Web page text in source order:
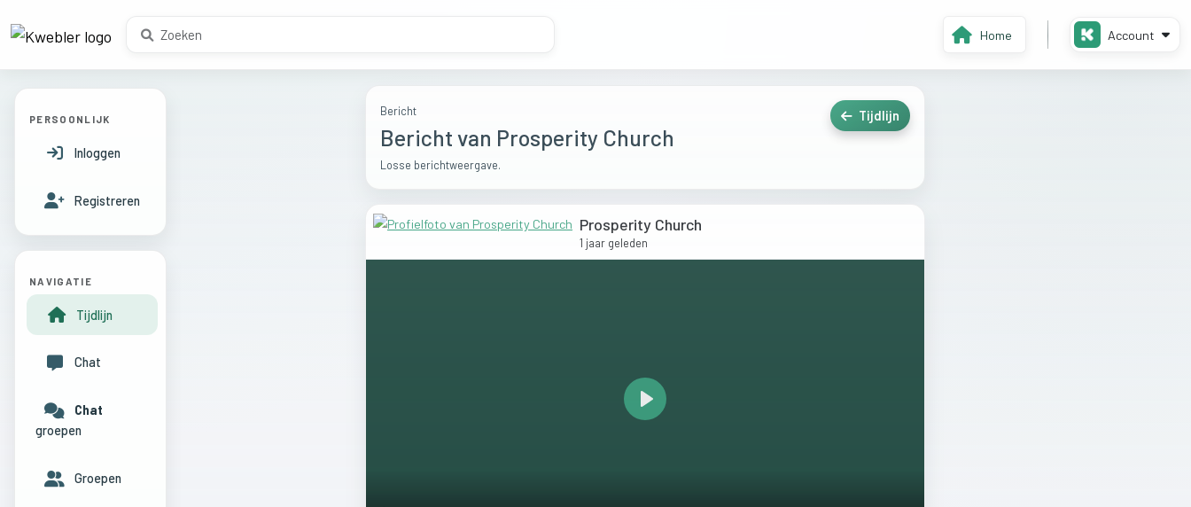
Home Account
Bericht
Bericht van Prosperity Church
Losse berichtweergave.
Tijdlijn
Prosperity Church
1 jaar geleden
Play
PERSOONLIJK
Inloggen
Registreren
NAVIGATIE
Tijdlijn
Chat
Chat
groepen
Groepen